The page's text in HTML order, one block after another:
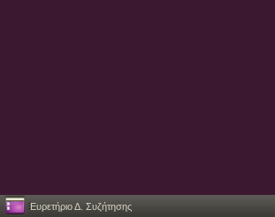
Ευρετήριο Δ. Συζήτησης